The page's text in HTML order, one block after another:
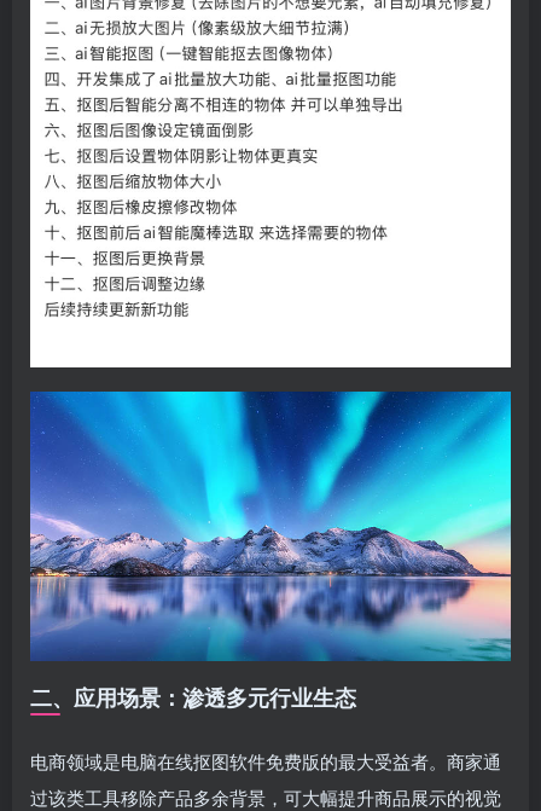
二、应用场景：渗透多元行业生态
电商领域是电脑在线抠图软件免费版的最大受益者。商家通
过该类工具移除产品多余背景，可大幅提升商品展示的视觉